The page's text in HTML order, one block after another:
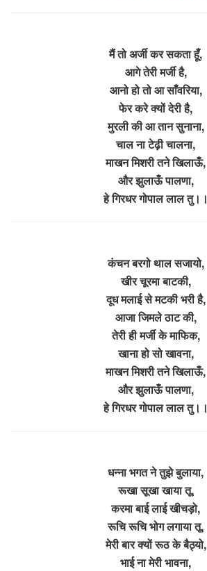
मैं तो अर्जी कर सकता हूँ,
आगे तेरी मर्जी है,
आनो हो तो आ साँवरिया,
फेर करे क्यों देरी है,
मुरली की आ तान सुनाना,
चाल ना टेढ़ी चालना,
माखन मिशरी तने खिलाऊँ,
और झुलाऊँ पालणा,
हे गिरधर गोपाल लाल तु।।
कंचन बरगो थाल सजायो,
खीर चूरमा बाटकी,
दूध मलाई से मटकी भरी है,
आजा जिमले ठाट की,
तेरी ही मर्जी के माफिक,
खाना हो सो खावना,
माखन मिशरी तने खिलाऊँ,
और झुलाऊँ पालणा,
हे गिरधर गोपाल लाल तु।।
धन्ना भगत ने तुझे बुलाया,
रूखा सूखा खाया तू,
करमा बाई लाई खीचड़ो,
रूचि रूचि भोग लगाया तू,
मेरी बार क्यों रूठ के बैठ्यो,
भाई ना मेरी भावना,